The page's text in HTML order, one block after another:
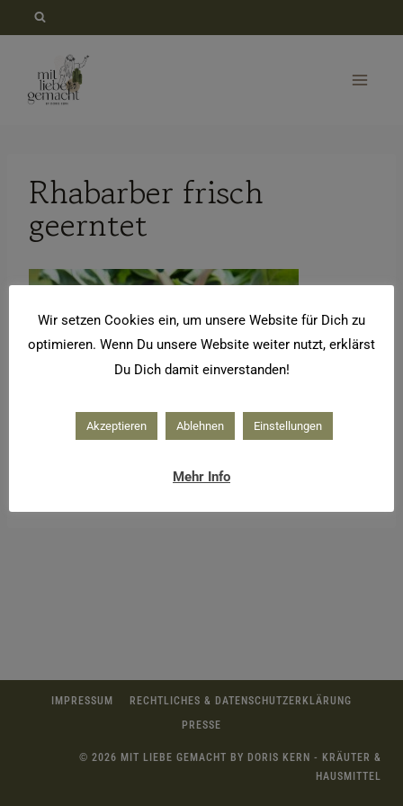
springen
Rhabarber frisch
geerntet
IMPRESSUM
RECHTLICHES & DATENSCHUTZERKLÄRUNG
PRESSE
© 2026 MIT LIEBE GEMACHT BY DORIS KERN - KRÄUTER &
HAUSMITTEL
Wir setzen Cookies ein, um unsere Website für Dich zu
optimieren. Wenn Du unsere Website weiter nutzt, erklärst
Du Dich damit einverstanden!
Akzeptieren Ablehnen Einstellungen
Mehr Info